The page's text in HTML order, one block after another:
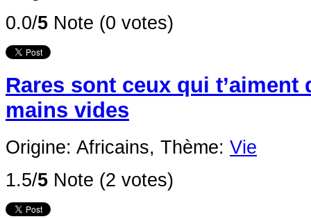
0.0/5 Note (0 votes)
Rares sont ceux qui t’aiment
mains vides
Origine: Africains, Thème: Vie
1.5/5 Note (2 votes)